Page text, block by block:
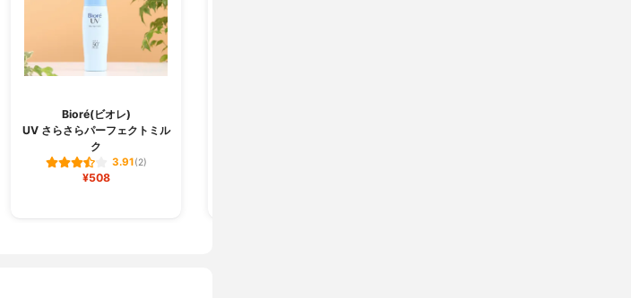
Bioré(ビオレ)
UV さらさらパーフェクトミル
ク
3.91(2)
¥508